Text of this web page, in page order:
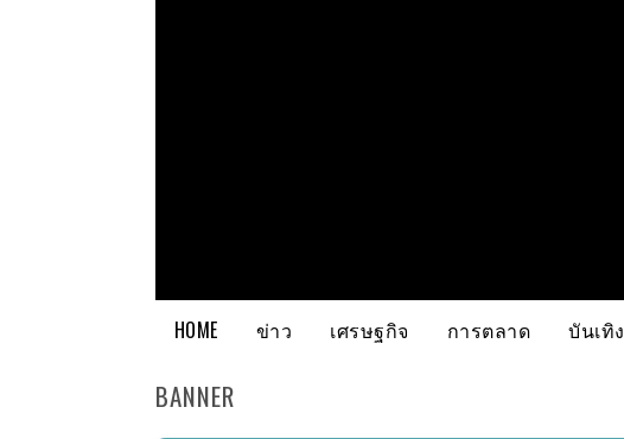
HOME ข่าว เศรษฐกิจ การตลาด บันเทิง
BANNER